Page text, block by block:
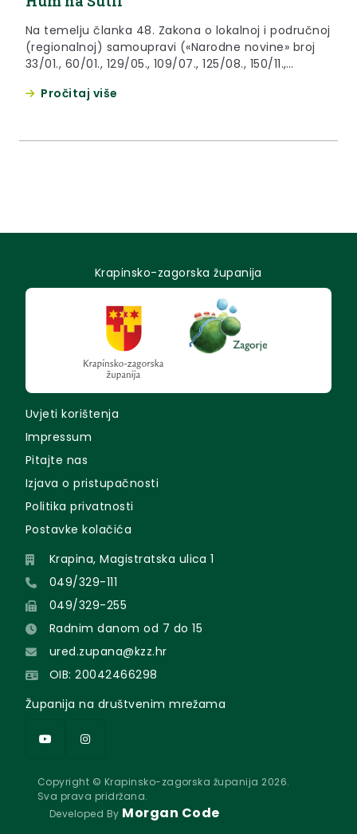
Na temelju članka 48. Zakona o lokalnoj i područnoj
(regionalnoj) samoupravi («Narodne novine» broj
33/01., 60/01., 129/05., 109/07., 125/08., 150/11.,
23. Zakona o ublažavanju i uklanjanju posljedica
Pročitaj više
Krapinsko-zagorska županija
Uvjeti korištenja
Impressum
Pitajte nas
Izjava o pristupačnosti
Politika privatnosti
Postavke kolačića
Krapina, Magistratska ulica 1
049/329-111
049/329-255
Radnim danom od 7 do 15
ured.zupana@kzz.hr
OIB: 20042466298
Županija na društvenim mrežama
Copyright © Krapinsko-zagorska županija 2026.
Sva prava pridržana.
Developed By Morgan Code